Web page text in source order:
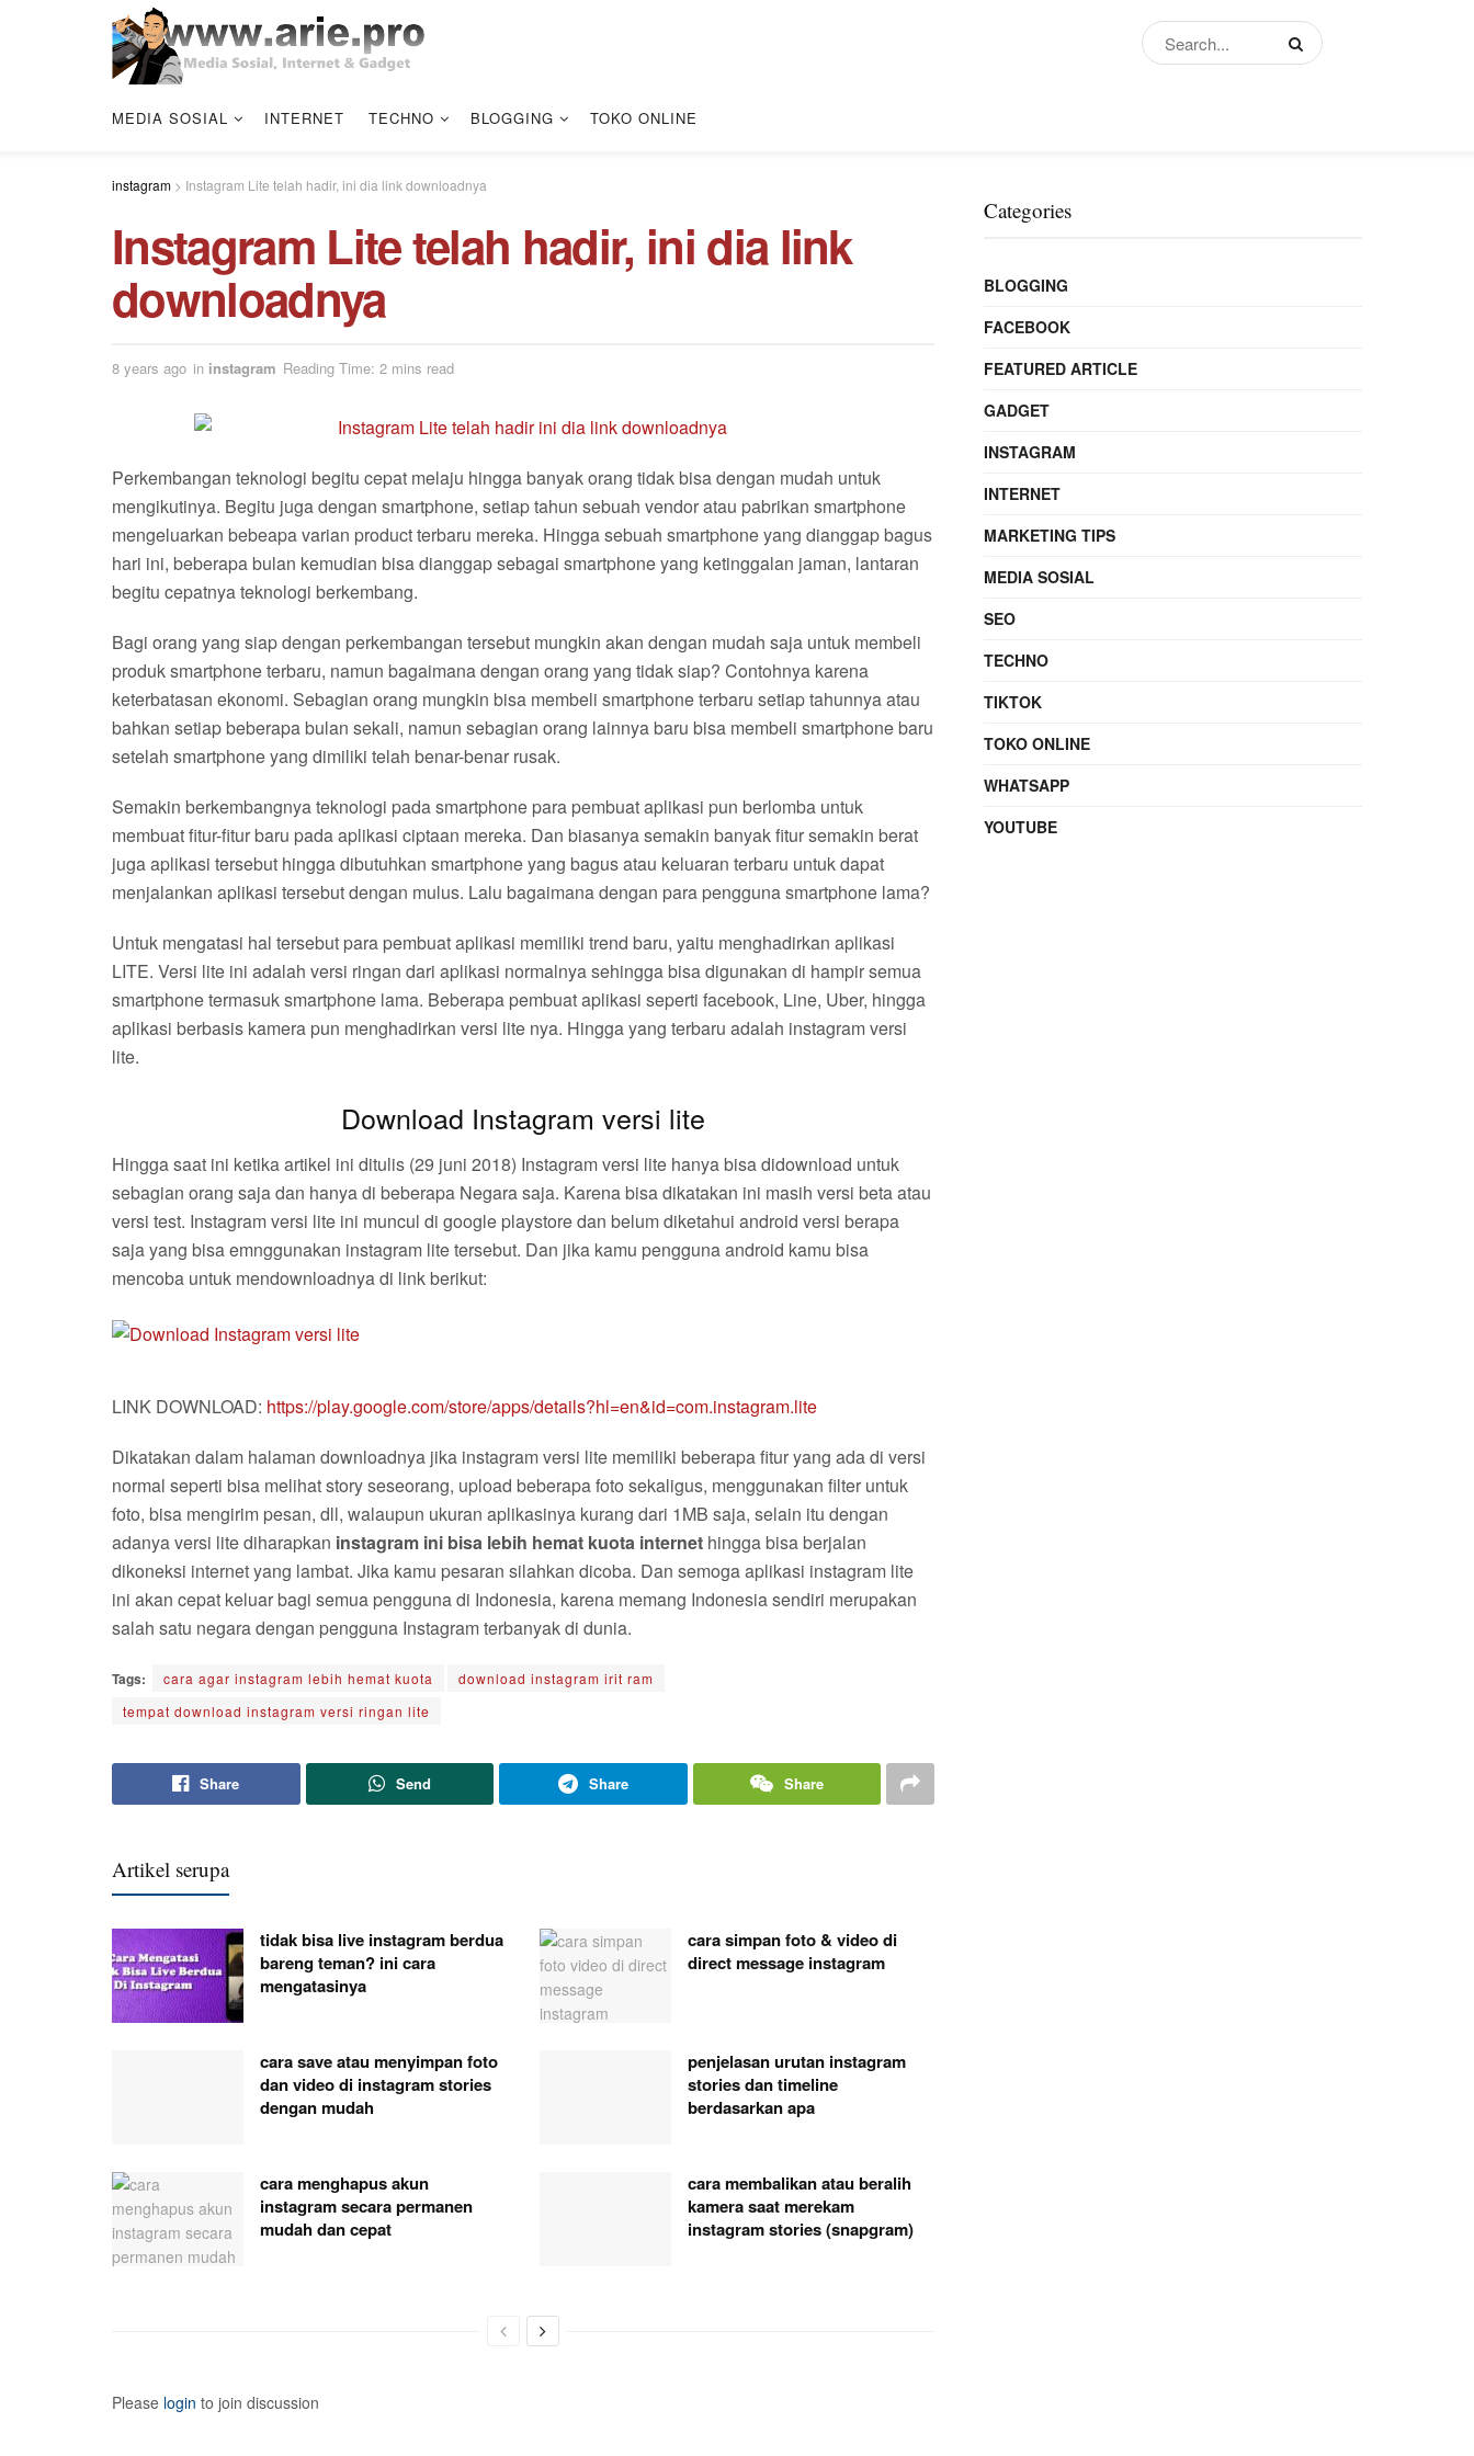
MEDIA SOSIAL INTERNET TECHNO BLOGGING TOKO ONLINE
instagram > Instagram Lite telah hadir, ini dia link downloadnya
Instagram Lite telah hadir, ini dia link
downloadnya
8 years ago in instagram Reading Time: 2 mins read
Perkembangan teknologi begitu cepat melaju hingga banyak orang tidak bisa dengan mudah untuk
mengikutinya. Begitu juga dengan smartphone, setiap tahun sebuah vendor atau pabrikan smartphone
mengeluarkan bebeapa varian product terbaru mereka. Hingga sebuah smartphone yang dianggap bagus
hari ini, beberapa bulan kemudian bisa dianggap sebagai smartphone yang ketinggalan jaman, lantaran
begitu cepatnya teknologi berkembang.
Bagi orang yang siap dengan perkembangan tersebut mungkin akan dengan mudah saja untuk membeli
produk smartphone terbaru, namun bagaimana dengan orang yang tidak siap? Contohnya karena
keterbatasan ekonomi. Sebagian orang mungkin bisa membeli smartphone terbaru setiap tahunnya atau
bahkan setiap beberapa bulan sekali, namun sebagian orang lainnya baru bisa membeli smartphone baru
setelah smartphone yang dimiliki telah benar-benar rusak.
Semakin berkembangnya teknologi pada smartphone para pembuat aplikasi pun berlomba untuk
membuat fitur-fitur baru pada aplikasi ciptaan mereka. Dan biasanya semakin banyak fitur semakin berat
juga aplikasi tersebut hingga dibutuhkan smartphone yang bagus atau keluaran terbaru untuk dapat
menjalankan aplikasi tersebut dengan mulus. Lalu bagaimana dengan para pengguna smartphone lama?
Untuk mengatasi hal tersebut para pembuat aplikasi memiliki trend baru, yaitu menghadirkan aplikasi
LITE. Versi lite ini adalah versi ringan dari aplikasi normalnya sehingga bisa digunakan di hampir semua
smartphone termasuk smartphone lama. Beberapa pembuat aplikasi seperti facebook, Line, Uber, hingga
aplikasi berbasis kamera pun menghadirkan versi lite nya. Hingga yang terbaru adalah instagram versi
lite.
Download Instagram versi lite
Hingga saat ini ketika artikel ini ditulis (29 juni 2018) Instagram versi lite hanya bisa didownload untuk
sebagian orang saja dan hanya di beberapa Negara saja. Karena bisa dikatakan ini masih versi beta atau
versi test. Instagram versi lite ini muncul di google playstore dan belum diketahui android versi berapa
saja yang bisa emnggunakan instagram lite tersebut. Dan jika kamu pengguna android kamu bisa
mencoba untuk mendownloadnya di link berikut:
LINK DOWNLOAD: https://play.google.com/store/apps/details?hl=en&id=com.instagram.lite
Dikatakan dalam halaman downloadnya jika instagram versi lite memiliki beberapa fitur yang ada di versi
normal seperti bisa melihat story seseorang, upload beberapa foto sekaligus, menggunakan filter untuk
foto, bisa mengirim pesan, dll, walaupun ukuran aplikasinya kurang dari 1MB saja, selain itu dengan
adanya versi lite diharapkan instagram ini bisa lebih hemat kuota internet hingga bisa berjalan
dikoneksi internet yang lambat. Jika kamu pesaran silahkan dicoba. Dan semoga aplikasi instagram lite
ini akan cepat keluar bagi semua pengguna di Indonesia, karena memang Indonesia sendiri merupakan
salah satu negara dengan pengguna Instagram terbanyak di dunia.
Tags: cara agar instagram lebih hemat kuota
download instagram irit ram
tempat download instagram versi ringan lite
Share Send Share Share
Artikel serupa
tidak bisa live instagram berdua
bareng teman? ini cara
mengatasinya
cara simpan foto & video di
direct message instagram
cara save atau menyimpan foto
dan video di instagram stories
dengan mudah
penjelasan urutan instagram
stories dan timeline
berdasarkan apa
cara menghapus akun
instagram secara permanen
mudah dan cepat
cara membalikan atau beralih
kamera saat merekam
instagram stories (snapgram)
Please login to join discussion
Categories
BLOGGING
FACEBOOK
FEATURED ARTICLE
GADGET
INSTAGRAM
INTERNET
MARKETING TIPS
MEDIA SOSIAL
SEO
TECHNO
TIKTOK
TOKO ONLINE
WHATSAPP
YOUTUBE